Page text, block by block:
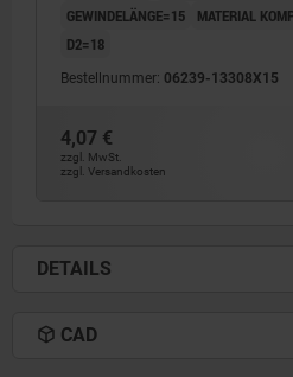
GEWINDELÄNGE=15
MATERIAL
D2=18
Bestellnummer: 06239-13308X15
4,07 €
zzgl. MwSt.
zzgl. Versandkosten
DETAILS
CAD